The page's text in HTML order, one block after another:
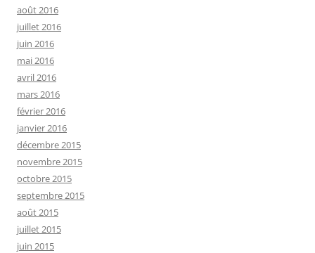
août 2016
juillet 2016
juin 2016
mai 2016
avril 2016
mars 2016
février 2016
janvier 2016
décembre 2015
novembre 2015
octobre 2015
septembre 2015
août 2015
juillet 2015
juin 2015